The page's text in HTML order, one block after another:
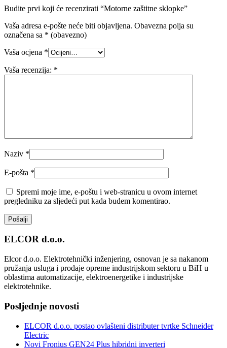
Budite prvi koji će recenzirati “Motorne zaštitne sklopke”
Vaša adresa e-pošte neće biti objavljena. Obavezna polja su
označena sa * (obavezno)
Vaša ocjena *
Vaša recenzija: *
Naziv *
E-pošta *
Spremi moje ime, e-poštu i web-stranicu u ovom internet
pregledniku za sljedeći put kada budem komentirao.
ELCOR d.o.o.
Elcor d.o.o. Elektrotehnički inženjering, osnovan je sa nakanom
pružanja usluga i prodaje opreme industrijskom sektoru u BiH u
oblastima automatizacije, elektroenergetike i industrijske
elektrotehnike.
Posljednje novosti
ELCOR d.o.o. postao ovlašteni distributer tvrtke Schneider
Electric
Novi Fronius GEN24 Plus hibridni inverteri